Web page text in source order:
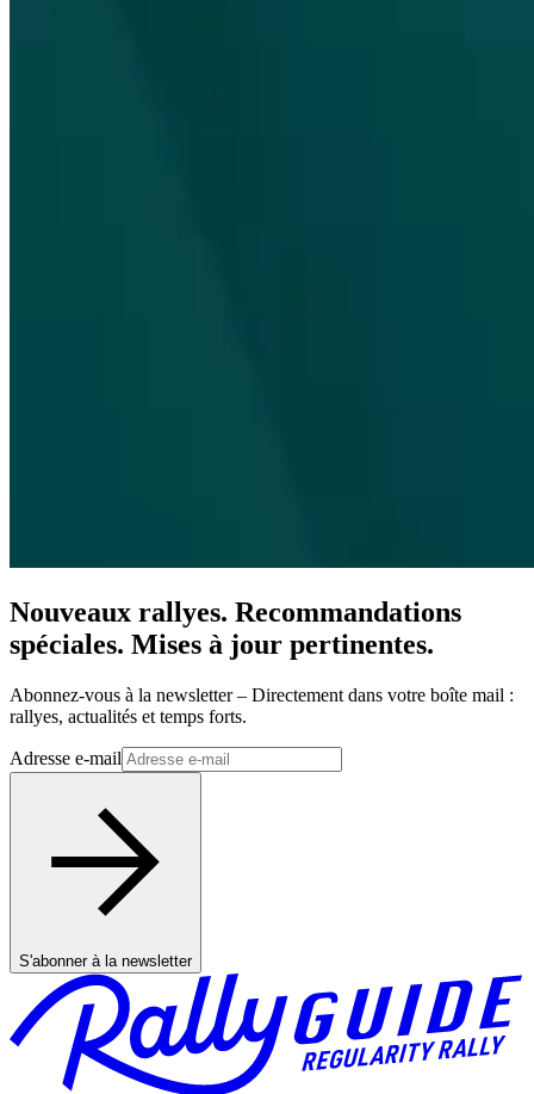
Nouveaux rallyes. Recommandations
spéciales. Mises à jour pertinentes.
Abonnez-vous à la newsletter – Directement dans votre boîte mail :
rallyes, actualités et temps forts.
Adresse e-mail
S'abonner à la newsletter